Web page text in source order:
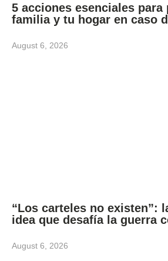
5 acciones esenciales para
familia y tu hogar en caso
August 6, 2026
“Los carteles no existen”:
idea que desafía la guerra
August 6, 2026